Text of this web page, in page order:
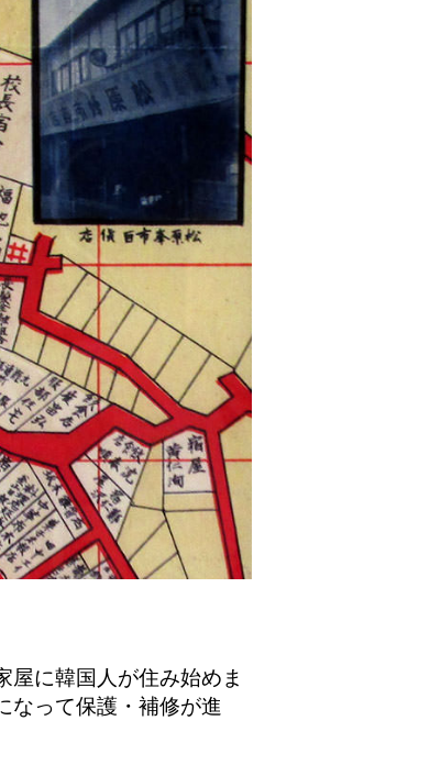
に韓国人が住み始めま
なって保護・補修が進